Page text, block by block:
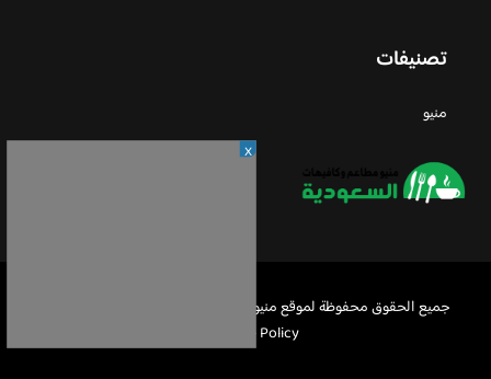
تصنيفات
منيو
جميع الحقوق محفوظة لموقع منيو مطاعم السعودية © 2026 -
Policy
X